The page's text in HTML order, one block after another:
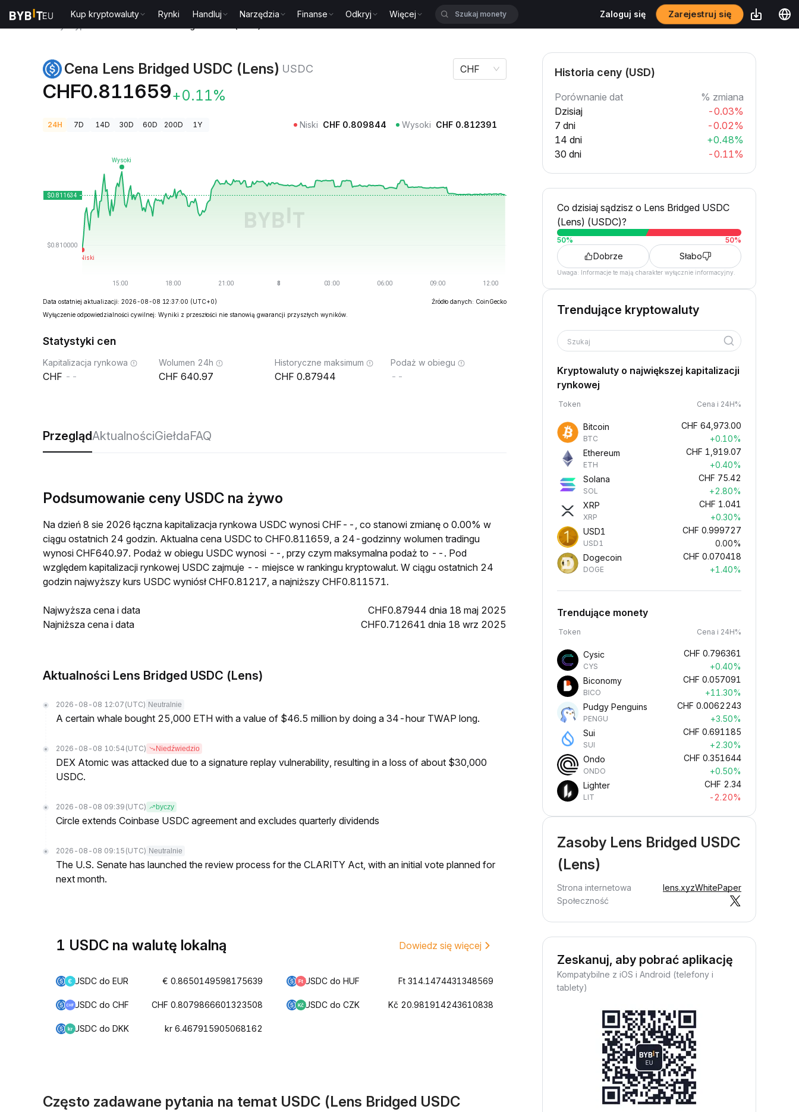
Kup kryptowaluty Rynki Handluj Narzędzia Finanse Odkryj Więcej Zaloguj się Zarejestruj się
Cena Lens Bridged USDC (Lens) USDC
CHF0.811659+0.11%
CHF
24H 7D 14D 30D 60D 200D 1Y Niski CHF 0.809844 Wysoki CHF 0.812391
Data ostatniej aktualizacji: 2026-08-08 12:37:00 (UTC+0)
Źródło danych: CoinGecko
Wyłączenie odpowiedzialności cywilnej: Wyniki z przeszłości nie stanowią gwarancji przyszłych wyników.
Statystyki cen
Kapitalizacja rynkowa
--
Wolumen 24h
640.97
Historyczne maksimum
0.87944
Podaż w obiegu
--
PrzeglądAktualnościGiełdaFAQ
Podsumowanie ceny USDC na żywo
Na dzień 8 sie 2026 łączna kapitalizacja rynkowa USDC wynosi CHF--, co stanowi zmianę o 0.00% w
ciągu ostatnich 24 godzin. Aktualna cena USDC to CHF0.811659, a 24-godzinny wolumen tradingu
wynosi CHF640.97. Podaż w obiegu USDC wynosi --, przy czym maksymalna podaż to --. Pod
względem kapitalizacji rynkowej USDC zajmuje -- miejsce w rankingu kryptowalut. W ciągu ostatnich 24
godzin najwyższy kurs USDC wyniósł CHF0.81217, a najniższy CHF0.811571.
Najwyższa cena i data
CHF0.87944 dnia 18 maj 2025
Najniższa cena i data
CHF0.712641 dnia 18 wrz 2025
Aktualności Lens Bridged USDC (Lens)
2026-08-08 12:07 (UTC) Neutralnie
A certain whale bought 25,000 ETH with a value of $46.5 million by doing a 34-hour TWAP long.
2026-08-08 10:54 (UTC) Niedźwiedzio
DEX Atomic was attacked due to a signature replay vulnerability, resulting in a loss of about $30,000
USDC.
2026-08-08 09:39 (UTC) byczy
Circle extends Coinbase USDC agreement and excludes quarterly dividends
2026-08-08 09:15 (UTC) Neutralnie
The U.S. Senate has launched the review process for the CLARITY Act, with an initial vote planned for
next month.
1 USDC na walutę lokalną Dowiedz się więcej
USDC do EUR € 0.8650149598175639 USDC do HUF Ft 314.1474431348569
USDC do CHF CHF 0.8079866601323508 USDC do CZK Kč 20.981914243610838
USDC do DKK kr 6.467915905068162
Często zadawane pytania na temat USDC (Lens Bridged USDC
Historia ceny (USD)
Porównanie dat
% zmiana
Dzisiaj
-0.03%
7 dni
-0.02%
14 dni
+0.48%
30 dni
-0.11%
Co dzisiaj sądzisz o Lens Bridged USDC
(Lens) (USDC)?
50% 50%
Dobrze Słabo
Uwaga: Informacje te mają charakter wyłącznie informacyjny.
Trendujące kryptowaluty
Szukaj
Kryptowaluty o największej kapitalizacji
rynkowej
Token Cena i 24H%
Bitcoin
BTC
CHF 64,973.00
+0.10%
Ethereum
ETH
CHF 1,919.07
+0.40%
Solana
SOL
CHF 75.42
+2.80%
XRP
XRP
CHF 1.041
+0.30%
USD1
USD1
CHF 0.999727
0.00%
Dogecoin
DOGE
CHF 0.070418
+1.40%
Trendujące monety
Token Cena i 24H%
Cysic
CYS
CHF 0.796361
+0.40%
Biconomy
BICO
CHF 0.057091
+11.30%
Pudgy Penguins
PENGU
CHF 0.0062243
+3.50%
Sui
SUI
CHF 0.691185
+2.30%
Ondo
ONDO
CHF 0.351644
+0.50%
Lighter
LIT
CHF 2.34
-2.20%
Zasoby Lens Bridged USDC
(Lens)
Strona internetowa lens.xyzWhitePaper
Społeczność
Zeskanuj, aby pobrać aplikację
Kompatybilne z iOS i Android (telefony i
tablety)